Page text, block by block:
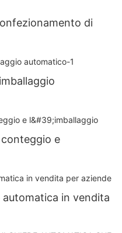
di
e
in vendita